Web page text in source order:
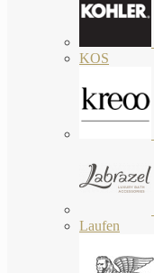
KOS
Laufen